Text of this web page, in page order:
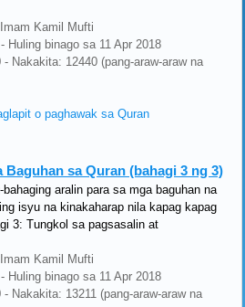
Kamil Mufti
Huling binago sa 11 Apr 2018
Nakakita: 12440 (pang-araw-araw na
o paghawak sa Quran
Baguhan sa Quran (bahagi 3 ng 3)
bahaging aralin para sa mga baguhan na
isyu na kinakaharap nila kapag kapag
3: Tungkol sa pagsasalin at
Kamil Mufti
Huling binago sa 11 Apr 2018
Nakakita: 13211 (pang-araw-araw na